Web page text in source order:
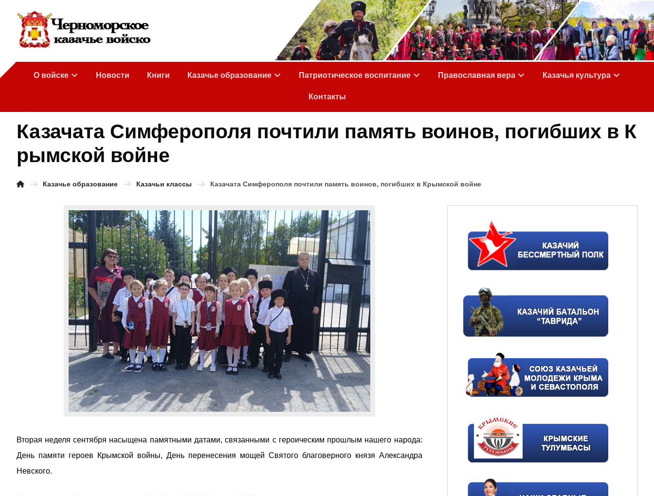
О войске Новости Книги Казачье образование Патриотическое воспитание Православная вера Казачья культура
Контакты
Казачата Симферополя почтили память воинов, погибших в К
рымской войне
Казачье образование Казачьи классы Казачата Симферополя почтили память воинов, погибших в Крымской войне
Вторая неделя сентября насыщена памятными датами, связанными с героическим прошлым нашего народа:
День памяти героев Крымской войны, День перенесения мощей Святого благоверного князя Александра
Невского.